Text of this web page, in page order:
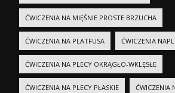
ĆWICZENIA NA MIĘŚNIE PROSTE BRZUCHA
ĆWICZENIA NA PLATFUSA ĆWICZENIA
ĆWICZENIA NA PLECY OKRĄGŁO-WKLĘSŁE
ĆWICZENIA NA PLECY PŁASKIE ĆWICZENIA